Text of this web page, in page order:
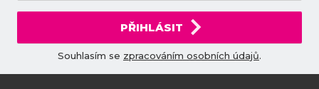
PŘIHLÁSIT
Souhlasím se zpracováním osobních údajů.